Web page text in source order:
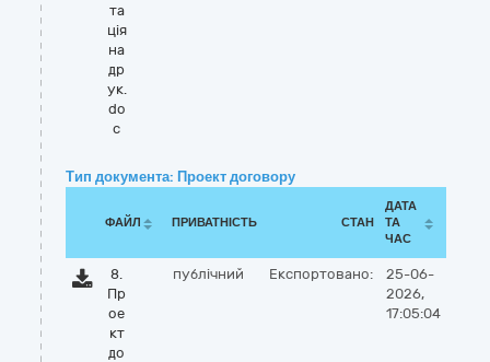
та
ція
на
др
ук.
do
c
Тип документа: Проект договору
ФАЙЛ ПРИВАТНІСТЬ СТАН
ДАТА
ТА
ЧАС
8.
Пр
ое
кт
до
публічний Експортовано:
25-06-
2026,
17:05:04